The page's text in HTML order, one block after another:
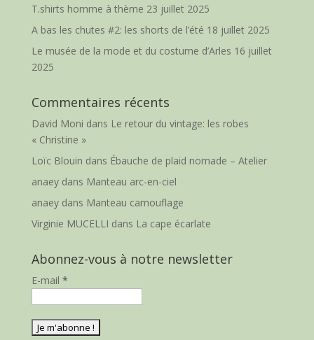
T.shirts homme à thème 23 juillet 2025
A bas les chutes #2: les shorts de l’été 18 juillet 2025
Le musée de la mode et du costume d’Arles 16 juillet
2025
Commentaires récents
David Moni dans Le retour du vintage: les robes
« Christine »
Loïc Blouin dans Ébauche de plaid nomade – Atelier
anaeydans Manteau arc-en-ciel
anaeydans Manteau camouflage
Virginie MUCELLI dans La cape écarlate
Abonnez-vous à notre newsletter
E-mail *